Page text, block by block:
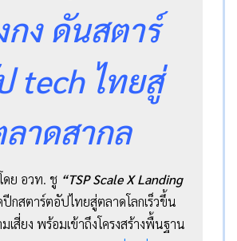
กง ดันสตาร์
tech ไทยสู่
าดสากล
อวท. ชู “TSP Scale X Landing
กสตาร์ตอัปไทยสู่ตลาดโลกเร็วขึ้น
สี่ยง พร้อมเข้าถึงโครงสร้างพื้นฐาน